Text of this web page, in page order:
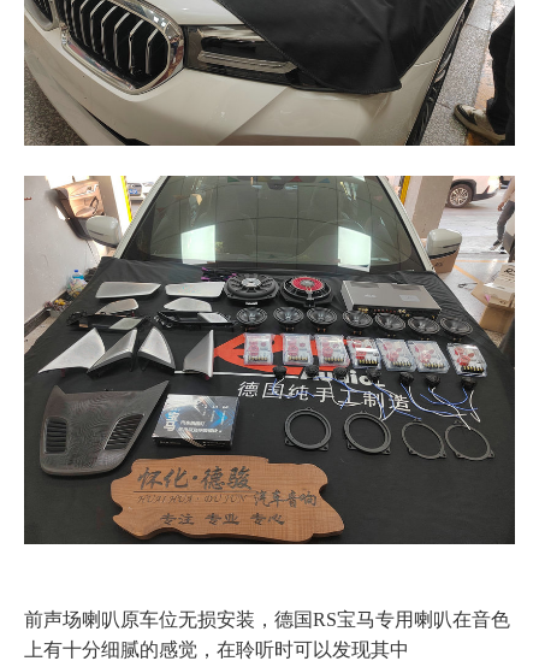
前声场喇叭原车位无损安装，德国RS宝马专用喇叭在音色
上有十分细腻的感觉，在聆听时可以发现其中